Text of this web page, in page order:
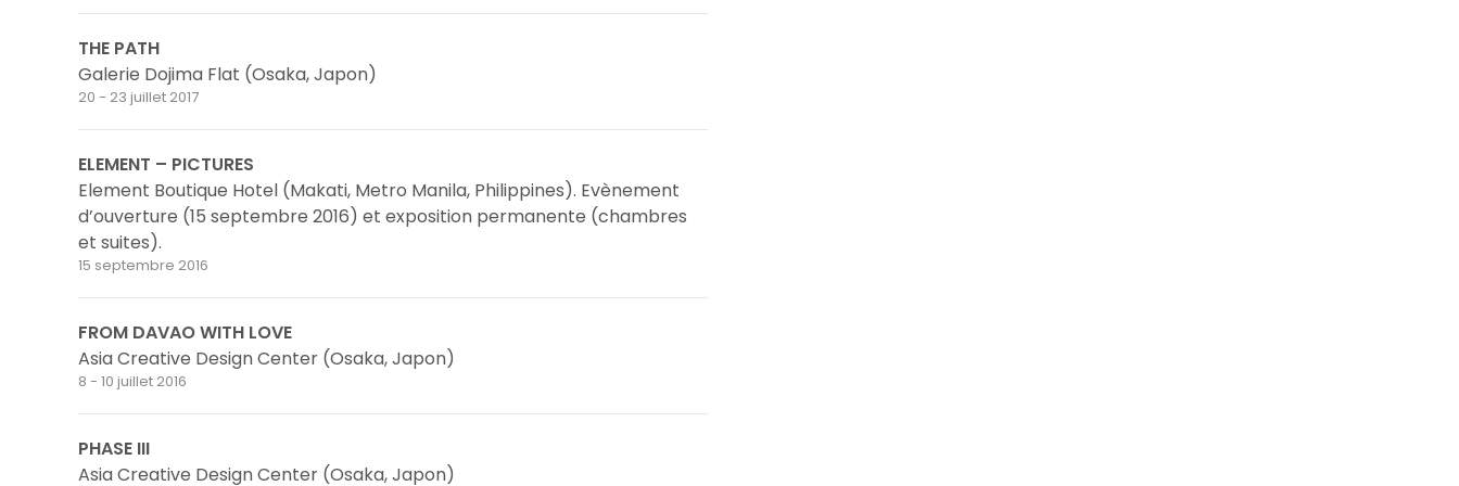
THE PATH
Galerie Dojima Flat (Osaka, Japon)
20 - 23 juillet 2017
ELEMENT – PICTURES
Element Boutique Hotel (Makati, Metro Manila, Philippines). Evènement
d’ouverture (15 septembre 2016) et exposition permanente (chambres
et suites).
15 septembre 2016
FROM DAVAO WITH LOVE
Asia Creative Design Center (Osaka, Japon)
8 - 10 juillet 2016
PHASE III
Asia Creative Design Center (Osaka, Japon)